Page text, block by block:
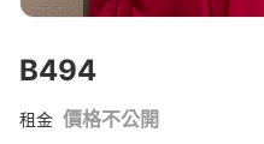
B494
租金 價格不公開